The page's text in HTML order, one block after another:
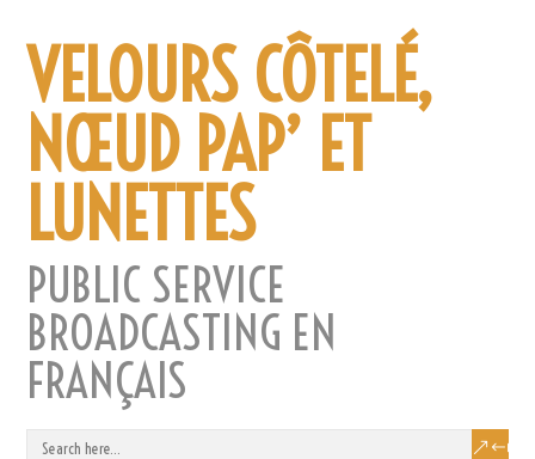
VELOURS CÔTELÉ,
NŒUD PAP’ ET
LUNETTES
PUBLIC SERVICE
BROADCASTING EN
FRANÇAIS